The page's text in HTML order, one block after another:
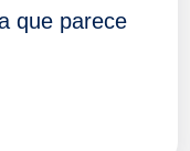
que parece